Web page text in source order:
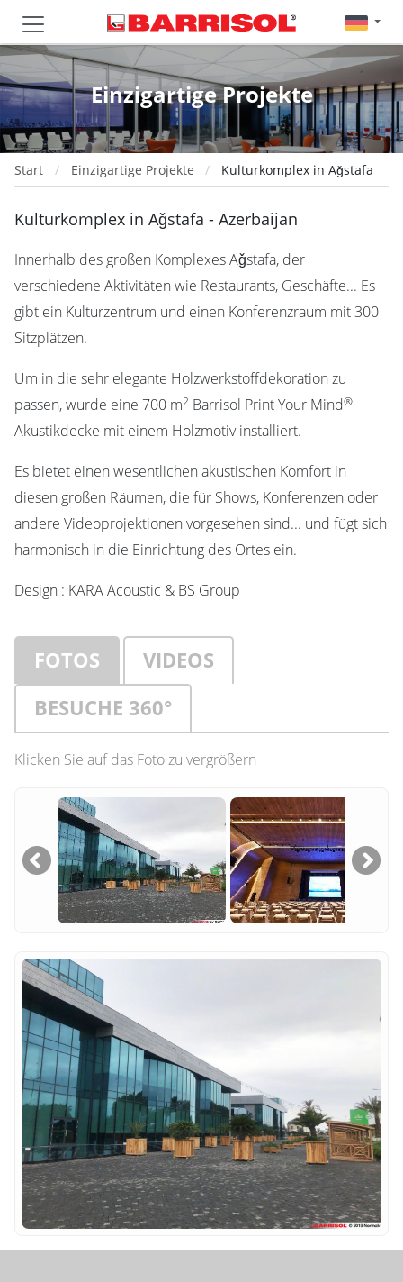
Einzigartige Projekte
Start Einzigartige Projekte Kulturkomplex in Aǧstafa
Kulturkomplex in Aǧstafa - Azerbaijan
Innerhalb des großen Komplexes Aǧstafa, der
verschiedene Aktivitäten wie Restaurants, Geschäfte... Es
gibt ein Kulturzentrum und einen Konferenzraum mit 300
Sitzplätzen.
Um in die sehr elegante Holzwerkstoffdekoration zu
passen, wurde eine 700 m2 Barrisol Print Your Mind®
Akustikdecke mit einem Holzmotiv installiert.
Es bietet einen wesentlichen akustischen Komfort in
diesen großen Räumen, die für Shows, Konferenzen oder
andere Videoprojektionen vorgesehen sind... und fügt sich
harmonisch in die Einrichtung des Ortes ein.
Design : KARA Acoustic & BS Group
FOTOS
VIDEOS
BESUCHE 360°
Klicken Sie auf das Foto zu vergrößern